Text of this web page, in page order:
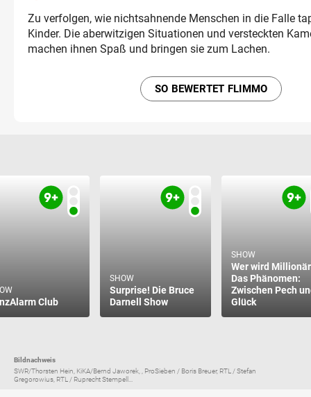
Zu verfolgen, wie nichtsahnende Menschen in die Falle
Kinder. Die aberwitzigen Situationen und versteckten
machen ihnen Spaß und bringen sie zum Lachen.
SO BEWERTET FLIMMO
Club
SHOW
Surprise! Die Bruce
Darnell Show
SHOW
Wer wird
Das Phänomen:
Zwischen Pech
Glück
Bildnachweis
SWR/Thorsten Hein, KiKA/Bernd Jaworek, , ProSieben / Boris Breuer, RTL / Stefan
Gregorowius, RTL / Ruprecht Stempell...